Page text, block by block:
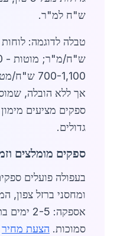
ש"ח למ"ר.
700-
ספקים מציעים
גדולים.
ספקים מומלצים
בעפולה פועלים
ומחסני ברזל צפון,
סמוכות. הצעת מחיר